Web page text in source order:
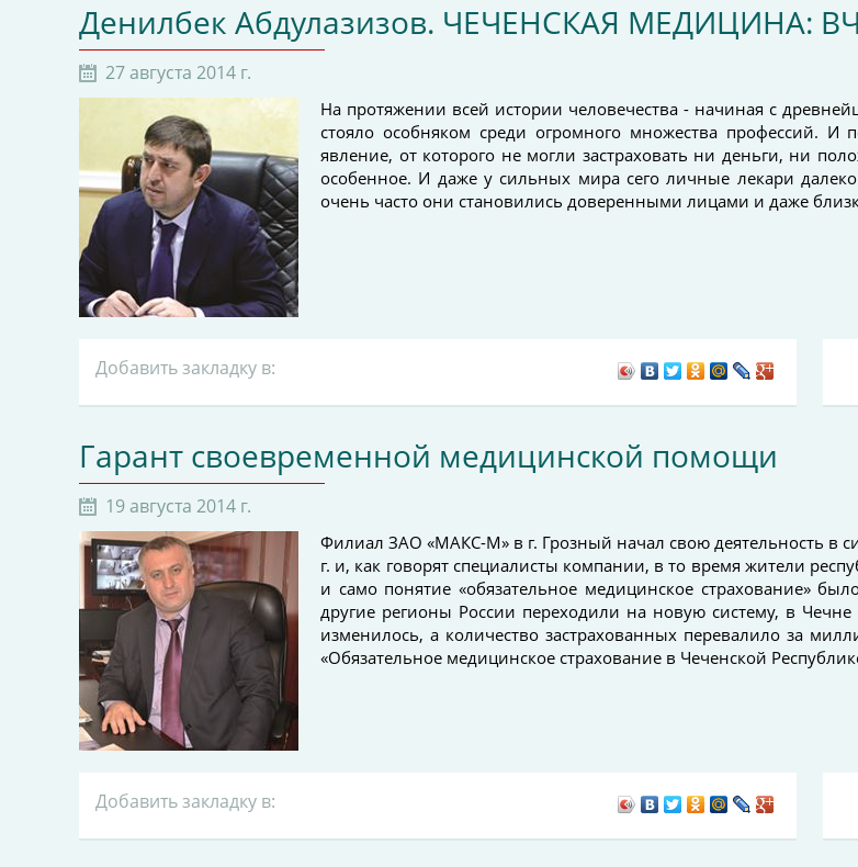
Денилбек Абдулазизов. ЧЕЧЕНСКАЯ МЕДИЦИНА:
27 августа 2014 г.
На протяжении всей истории человечества - начиная с
стояло особняком среди огромного множества профессий. И
явление, от которого не могли застраховать ни деньги, ни
особенное. И даже у сильных мира сего личные лекари
очень часто они становились доверенными лицами и даже
Добавить закладку в:
Гарант своевременной медицинской помощи
19 августа 2014 г.
Филиал ЗАО «МАКС-М» в г. Грозный начал свою деятельность в
г. и, как говорят специалисты компании, в то время жители
и само понятие «обязательное медицинское страхование»
другие регионы России переходили на новую систему, в
изменилось, а количество застрахованных перевалило за
«Обязательное медицинское страхование в Чеченской
Добавить закладку в: